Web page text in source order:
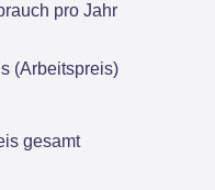
pro Jahr
(Arbeitspreis)
gesamt